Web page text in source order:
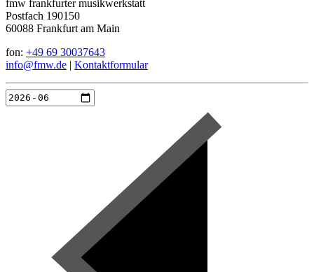
fmw frankfurter musikwerkstatt
Postfach 190150
60088 Frankfurt am Main
fon: +49 69 30037643
info@fmw.de | Kontaktformular